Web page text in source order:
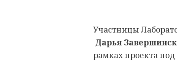
Участницы
Дарья
рамках проекта